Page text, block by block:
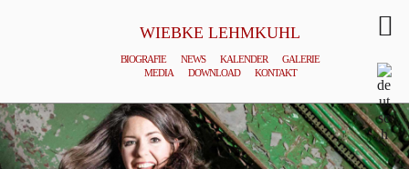
WIEBKE LEHMKUHL
BIOGRAFIE NEWS KALENDER
GALERIE
MEDIA
DOWNLOAD KONTAKT